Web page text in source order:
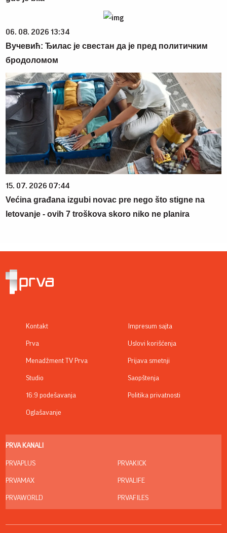
06. 08. 2026 13:34
Вучевић: Ђилас је свестан да је пред политичким
бродоломом
15. 07. 2026 07:44
Većina građana izgubi novac pre nego što stigne na
letovanje - ovih 7 troškova skoro niko ne planira
Kontakt
Prva
Menadžment TV Prva
Studio
16:9 podešavanja
Oglašavanje
Impresum sajta
Uslovi korišćenja
Prijava smetnji
Saopštenja
Politika privatnosti
PRVA KANALI
PRVAPLUS
PRVAMAX
PRVAWORLD
PRVAKICK
PRVALIFE
PRVAFILES